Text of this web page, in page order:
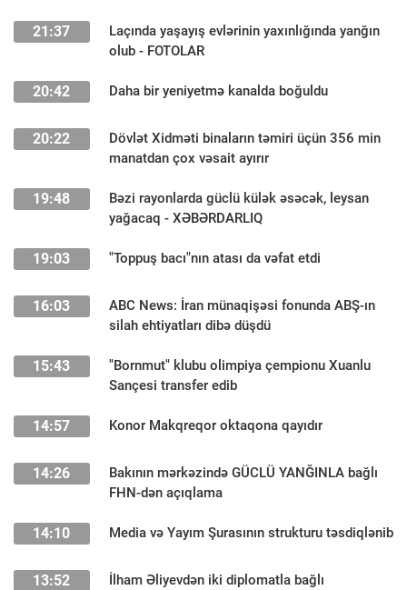
21:37
Laçında yaşayış evlərinin yaxınlığında yanğın
olub - FOTOLAR
20:42 Daha bir yeniyetmə kanalda boğuldu
20:22
Dövlət Xidməti binaların təmiri üçün 356 min
manatdan çox vəsait ayırır
19:48
Bəzi rayonlarda güclü külək əsəcək, leysan
yağacaq - XƏBƏRDARLIQ
19:03 "Toppuş bacı"nın atası da vəfat etdi
16:03
ABC News: İran münaqişəsi fonunda ABŞ-ın
silah ehtiyatları dibə düşdü
15:43
"Bornmut" klubu olimpiya çempionu Xuanlu
Sançesi transfer edib
14:57 Konor Makqreqor oktaqona qayıdır
14:26
Bakının mərkəzində GÜCLÜ YANĞINLA bağlı
FHN-dən açıqlama
14:10 Media və Yayım Şurasının strukturu təsdiqlənib
13:52
İlham Əliyevdən iki diplomatla bağlı